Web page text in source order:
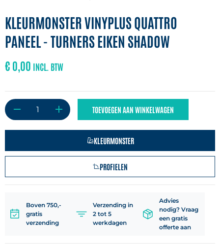
KLEURMONSTER VINYPLUS QUATTRO
PANEEL - TURNERS EIKEN SHADOW
€ 0,00 INCL. BTW
TOEVOEGEN AAN WINKELWAGEN
KLEURMONSTER
PROFIELEN
Boven 750,-
gratis
verzending
Verzending in
2 tot 5
werkdagen
Advies
nodig? Vraag
een gratis
offerte aan